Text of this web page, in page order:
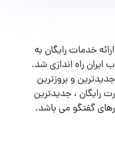
سال ۱۳۸۶ با هدف ارائه خدمات رایگان به
ایران راه اندازی شد.
و بروزترین
رایگان ، جدیدترین
گفتگو می باشد.